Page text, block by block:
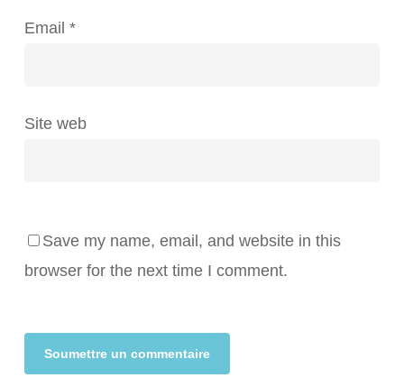
Email *
Site web
Save my name, email, and website in this
browser for the next time I comment.